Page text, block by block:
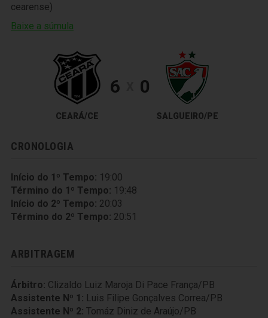
cearense)
Baixe a súmula
CEARÁ/CE
6 0
SALGUEIRO/PE
CRONOLOGIA
Início do 1º Tempo: 19:00
Término do 1º Tempo: 19:48
Início do 2º Tempo: 20:03
Término do 2º Tempo: 20:51
ARBITRAGEM
Árbitro: Clizaldo Luiz Maroja Di Pace França/PB
Assistente Nº 1: Luis Filipe Gonçalves Correa/PB
Assistente Nº 2: Tomáz Diniz de Araújo/PB